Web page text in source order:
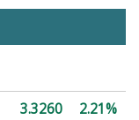
3.3260
2.21%